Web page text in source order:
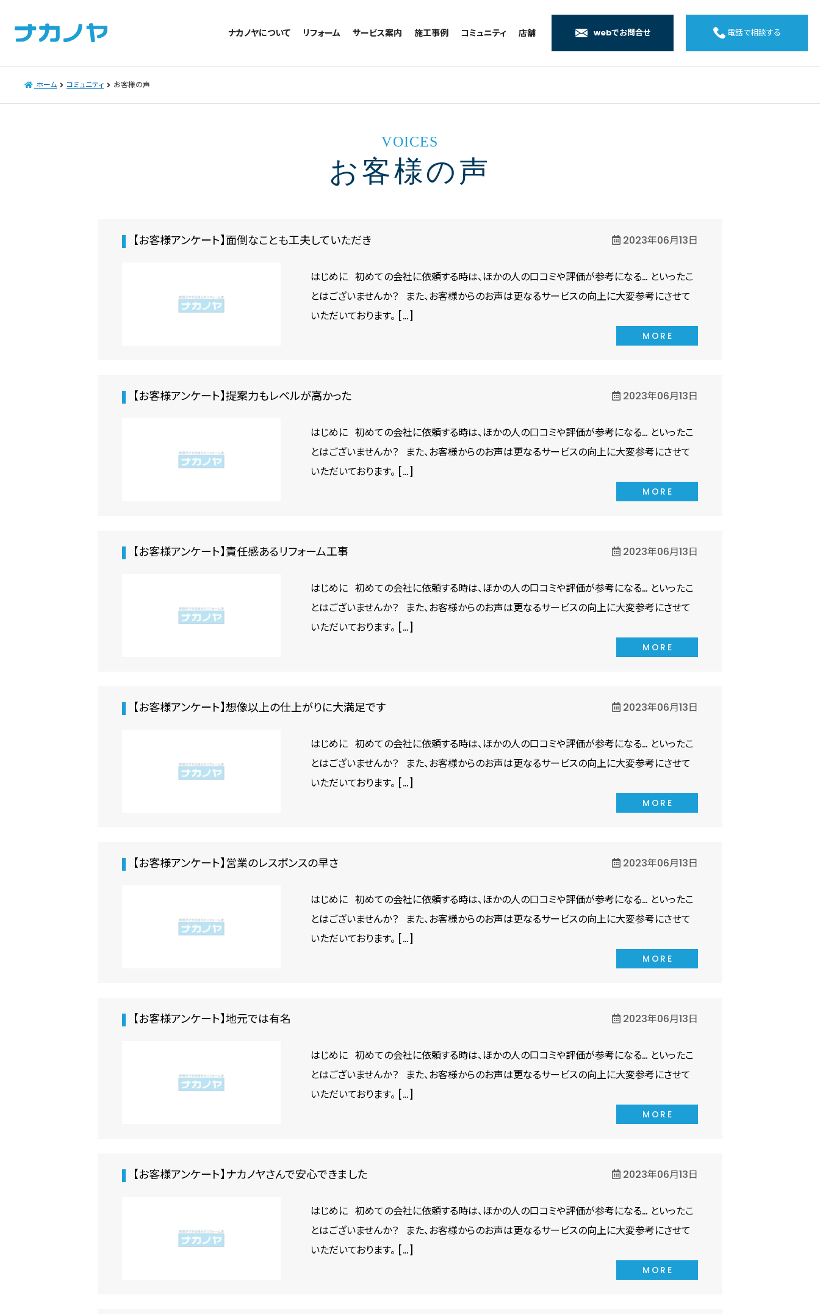
ナカノヤについて リフォーム
お風呂のリフォーム
洗面台のリフォーム
水回りのリフォーム
外壁のリフォーム
サービス案内
相談室・よくある質問
施工事例
トイレの施工事例
キッチンの施工事例
コミュニティ
アルブル通信
ブログ
店舗
墨田店
日本橋店
webでお問合せ 電話で相談する
ホーム コミュニティ お客様の声
VOICES
お客様の声
【お客様アンケート】面倒なことも工夫していただき 2023年06月13日
はじめに 初めての会社に依頼する時は、ほかの人の口コミや評価が参考になる… といったこ
とはございませんか？ また、お客様からのお声は更なるサービスの向上に大変参考にさせて
いただいております。 […]
MORE
【お客様アンケート】提案力もレベルが高かった 2023年06月13日
はじめに 初めての会社に依頼する時は、ほかの人の口コミや評価が参考になる… といったこ
とはございませんか？ また、お客様からのお声は更なるサービスの向上に大変参考にさせて
いただいております。 […]
MORE
【お客様アンケート】責任感あるリフォーム工事 2023年06月13日
はじめに 初めての会社に依頼する時は、ほかの人の口コミや評価が参考になる… といったこ
とはございませんか？ また、お客様からのお声は更なるサービスの向上に大変参考にさせて
いただいております。 […]
MORE
【お客様アンケート】想像以上の仕上がりに大満足です 2023年06月13日
はじめに 初めての会社に依頼する時は、ほかの人の口コミや評価が参考になる… といったこ
とはございませんか？ また、お客様からのお声は更なるサービスの向上に大変参考にさせて
いただいております。 […]
MORE
【お客様アンケート】営業のレスポンスの早さ 2023年06月13日
はじめに 初めての会社に依頼する時は、ほかの人の口コミや評価が参考になる… といったこ
とはございませんか？ また、お客様からのお声は更なるサービスの向上に大変参考にさせて
いただいております。 […]
MORE
【お客様アンケート】地元では有名 2023年06月13日
はじめに 初めての会社に依頼する時は、ほかの人の口コミや評価が参考になる… といったこ
とはございませんか？ また、お客様からのお声は更なるサービスの向上に大変参考にさせて
いただいております。 […]
MORE
【お客様アンケート】ナカノヤさんで安心できました 2023年06月13日
はじめに 初めての会社に依頼する時は、ほかの人の口コミや評価が参考になる… といったこ
とはございませんか？ また、お客様からのお声は更なるサービスの向上に大変参考にさせて
いただいております。 […]
MORE